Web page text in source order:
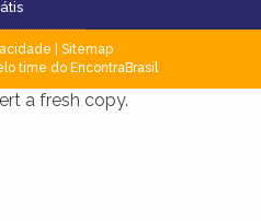
Sitemap
time do EncontraBrasil
a fresh copy.